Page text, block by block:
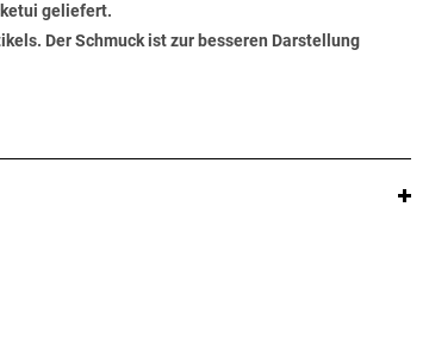
geliefert.
Der Schmuck ist zur besseren Darstellung